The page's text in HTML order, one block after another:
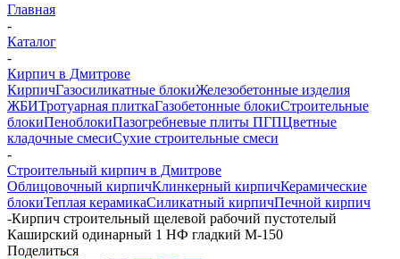
Главная
-
Каталог
-
Кирпич в Дмитрове
КирпичГазосиликатные блокиЖелезобетонные изделия
ЖБИТротуарная плиткаГазобетонные блокиСтроительные
блокиПеноблокиПазогребневые плиты ПГПЦветные
кладочные смесиСухие строительные смеси
-
Строительный кирпич в Дмитрове
Облицовочный кирпичКлинкерный кирпичКерамические
блокиТеплая керамикаСиликатный кирпичПечной кирпич
-Кирпич строительный щелевой рабочий пустотелый
Каширский одинарный 1 НФ гладкий М-150
Поделиться